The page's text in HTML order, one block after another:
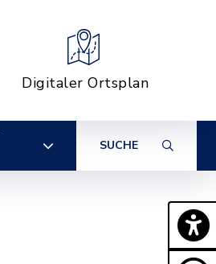
Digitaler Ortsplan
SUCHE